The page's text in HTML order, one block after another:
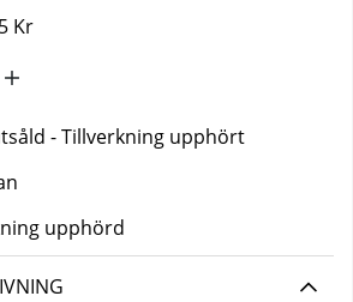
Kr
- Tillverkning upphört